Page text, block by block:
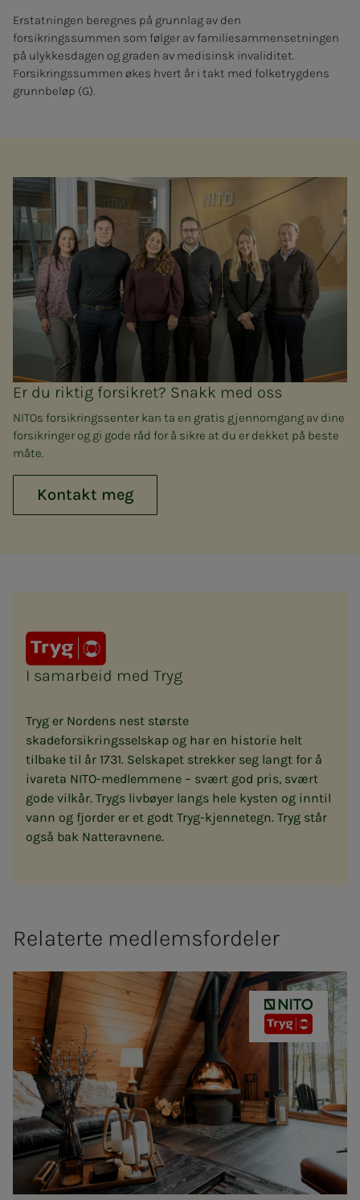
Erstatningen beregnes på grunnlag av den
forsikringssummen som følger av familiesammensetningen
på ulykkesdagen og graden av medisinsk invaliditet.
Forsikringssummen økes hvert år i takt med folketrygdens
grunnbeløp (G).
Er du riktig forsikret? Snakk med oss
NITOs forsikringssenter kan ta en gratis gjennomgang av dine
forsikringer og gi gode råd for å sikre at du er dekket på beste
måte.
Kontakt meg
I samarbeid med Tryg
Tryg er Nordens nest største
skadeforsikringsselskap og har en historie helt
tilbake til år 1731. Selskapet strekker seg langt for å
ivareta NITO-medlemmene – svært god pris, svært
gode vilkår. Trygs livbøyer langs hele kysten og inntil
vann og fjorder er et godt Tryg-kjennetegn. Tryg står
også bak Natteravnene.
Relaterte medlemsfordeler
NITO -